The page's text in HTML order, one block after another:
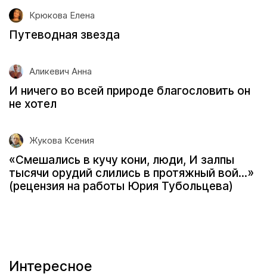
Крюкова Елена
Путеводная звезда
Аликевич Анна
И ничего во всей природе благословить он
не хотел
Жукова Ксения
«Смешались в кучу кони, люди, И залпы
тысячи орудий слились в протяжный вой...»
(рецензия на работы Юрия Тубольцева)
Интересное